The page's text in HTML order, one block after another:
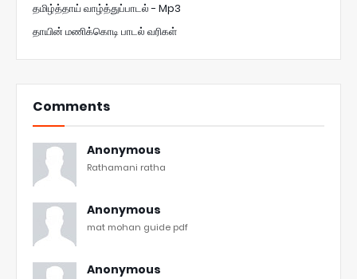
தமிழ்த்தாய் வாழ்த்துப்பாடல் - Mp3
தாயின் மணிக்கொடி பாடல் வரிகள்
Comments
Anonymous
Rathamani ratha
Anonymous
mat mohan guide pdf
Anonymous